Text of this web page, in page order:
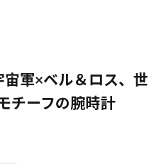
軍×ベル＆ロス、世
チーフの腕時計